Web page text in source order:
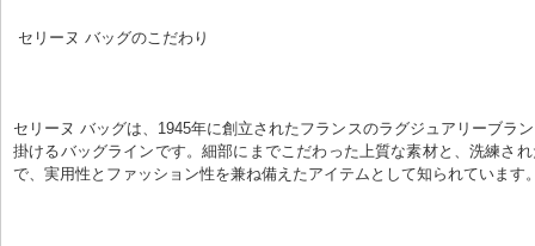
セリーヌ バッグのこだわり
セリーヌ バッグは、1945年に創立されたフランスのラグジュアリーブラ
掛けるバッグラインです。細部にまでこだわった上質な素材と、洗練さ
で、実用性とファッション性を兼ね備えたアイテムとして知られています